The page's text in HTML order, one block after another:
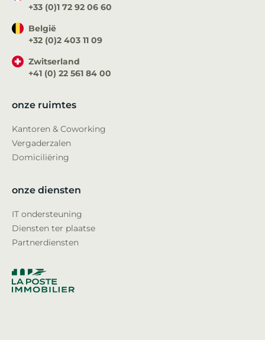
+33 (0)1 72 92 06 60
België
+32 (0)2 403 11 09
Zwitserland
+41 (0) 22 561 84 00
onze ruimtes
Kantoren & Coworking
Vergaderzalen
Domiciliëring
onze diensten
IT ondersteuning
Diensten ter plaatse
Partnerdiensten